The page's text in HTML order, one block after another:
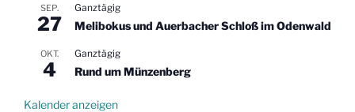
SEP.
27
Ganztägig
Melibokus und Auerbacher Schloß im Odenwald
OKT.
4
Ganztägig
Rund um Münzenberg
Kalender anzeigen